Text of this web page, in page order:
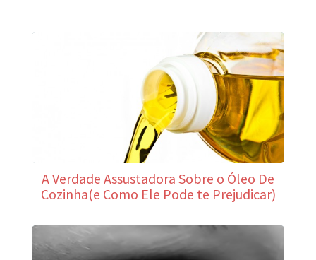
A Verdade Assustadora Sobre o Óleo De
Cozinha(e Como Ele Pode te Prejudicar)